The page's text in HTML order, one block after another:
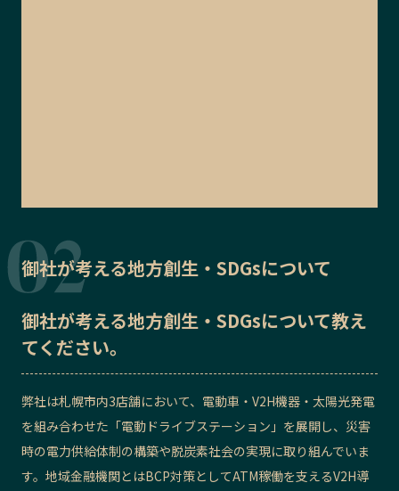
御社が考える地方創生・SDGsについて
御社が考える地方創生・SDGsについて教え
てください。
弊社は札幌市内3店舗において、電動車・V2H機器・太陽光発電
を組み合わせた「電動ドライブステーション」を展開し、災害
時の電力供給体制の構築や脱炭素社会の実現に取り組んでいま
す。地域金融機関とはBCP対策としてATM稼働を支えるV2H導